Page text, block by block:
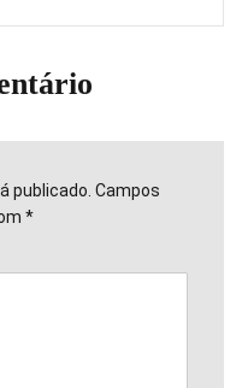
publicado. Campos
*